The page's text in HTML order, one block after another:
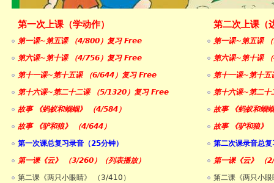
第一次上课（学动作）
第一课~第五课 （4/800）复习 Free
第六课~第十课 （4/756）复习 Free
第十一课~第十五课 （6/644）复习 Free
第十六课~第二十二课 （5/1320）复习 Free
故事 《蚂蚁和蝈蝈》 （4/584）
故事 《驴和狼》 （4/644）
第一次课总复习录音（25分钟）
第一课《云》 （3/260）（列表播放）
第二课《两只小眼睛》 （3/410）
第二次上课（
第一课~第五课
第六课~第十课
第十一课~第十
第十六课~第二
故事 《蚂蚁和蝈
故事 《驴和狼》
第二次课录音总
第一课《云》 （
第二课《两只小